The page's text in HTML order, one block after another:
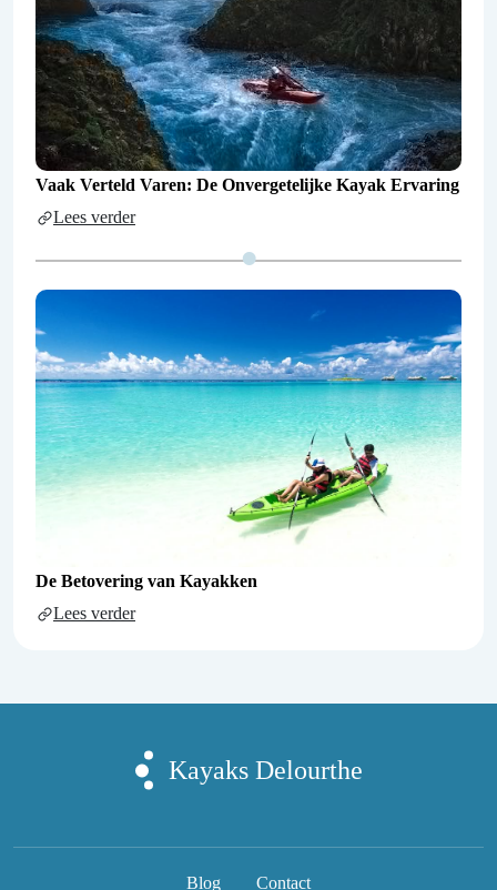
Vaak Verteld Varen: De Onvergetelijke Kayak Ervaring
Lees verder
De Betovering van Kayakken
Lees verder
Kayaks Delourthe
Blog Contact